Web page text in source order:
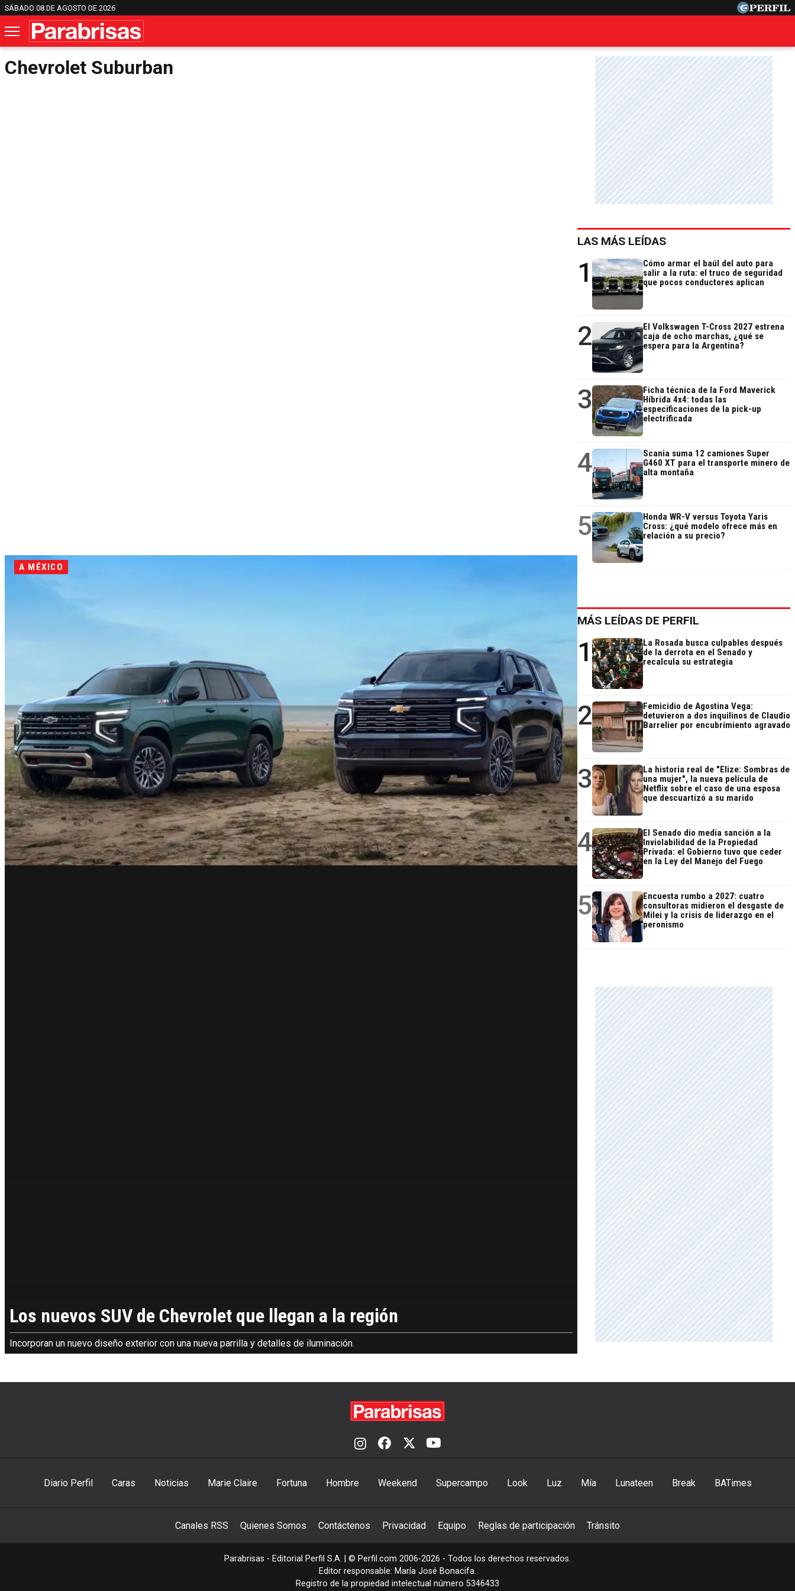
SÁBADO 08 DE AGOSTO DE 2026
Chevrolet Suburban
A MÉXICO
Los nuevos SUV de Chevrolet que llegan a la región
Incorporan un nuevo diseño exterior con una nueva parrilla y detalles de iluminación.
LAS MÁS LEÍDAS
1
Cómo armar el baúl del auto para
salir a la ruta: el truco de seguridad
que pocos conductores aplican
2
El Volkswagen T-Cross 2027 estrena
caja de ocho marchas, ¿qué se
espera para la Argentina?
3
Ficha técnica de la Ford Maverick
Híbrida 4x4: todas las
especificaciones de la pick-up
electrificada
4
Scania suma 12 camiones Super
G460 XT para el transporte minero de
alta montaña
5
Honda WR-V versus Toyota Yaris
Cross: ¿qué modelo ofrece más en
relación a su precio?
MÁS LEÍDAS DE PERFIL
1
La Rosada busca culpables después
de la derrota en el Senado y
recalcula su estrategia
2
Femicidio de Agostina Vega:
detuvieron a dos inquilinos de Claudio
Barrelier por encubrimiento agravado
3
La historia real de "Elize: Sombras de
una mujer", la nueva película de
Netflix sobre el caso de una esposa
que descuartizó a su marido
4
El Senado dio media sanción a la
Inviolabilidad de la Propiedad
Privada: el Gobierno tuvo que ceder
en la Ley del Manejo del Fuego
5
Encuesta rumbo a 2027: cuatro
consultoras midieron el desgaste de
Milei y la crisis de liderazgo en el
peronismo
Diario Perfil Caras Noticias Marie Claire Fortuna Hombre Weekend Supercampo Look Luz Mía Lunateen Break BATimes
Canales RSS Quienes Somos Contáctenos Privacidad Equipo Reglas de participación Tránsito
Parabrisas - Editorial Perfil S.A. | © Perfil.com 2006-2026 - Todos los derechos reservados.
Editor responsable: María José Bonacifa.
Registro de la propiedad intelectual número 5346433